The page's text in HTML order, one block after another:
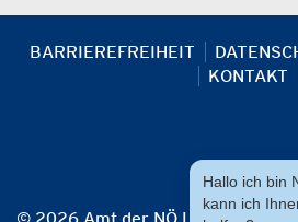
BARRIEREFREIHEIT
KONTAKT
Hallo ich bin
kann ich